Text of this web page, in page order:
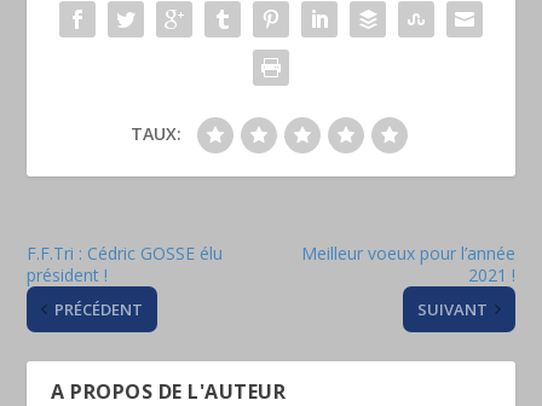
TAUX:
F.F.Tri : Cédric GOSSE élu
président !
PRÉCÉDENT
Meilleur voeux pour l’année
2021 !
SUIVANT
A PROPOS DE L'AUTEUR